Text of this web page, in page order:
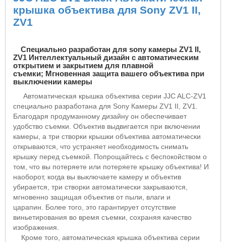
крышка объектива для Sony ZV1 II,
ZV1
Специально разработан для sony камеры ZV1 II,
ZV1 Интеллектуальный дизайн с автоматическим
открытием и закрытием для плавной
съемки; Мгновенная защита вашего объектива при
выключении камеры
Автоматическая крышка объектива серии JJCALC-ZV1
специально разработана для Sony Камеры ZV1 II ZV1.
Благодаря продуманному дизайну он обеспечивает
удобство съемки. Объектив выдвигается при включении
камеры, а три створки крышки объектива автоматически
открываются, что устраняет необходимость снимать
крышку перед съемкой.
Попрощайтесь с беспокойством о
том, что вы потеряете или потеряете крышку объектива! И
наоборот, когда вы выключаете камеру и объектив
убирается, три створки автоматически закрываются,
мгновенно защищая объектив от пыли, влаги и
царапин.
Более того, это гарантирует отсутствие
виньетирования во время съемки, сохраняя качество
изображения.
Кроме того, автоматическая крышка объектива серии